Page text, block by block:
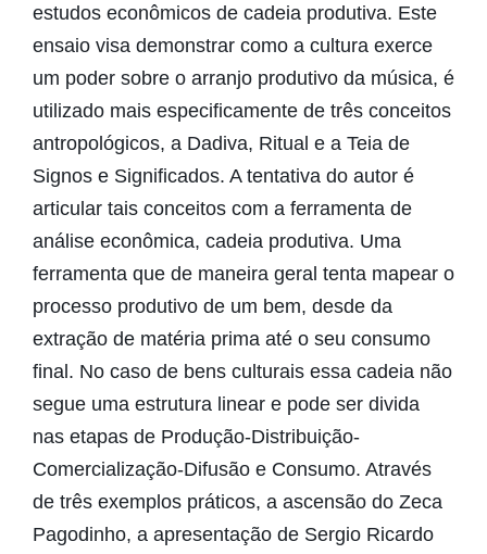
estudos econômicos de cadeia produtiva. Este
ensaio visa demonstrar como a cultura exerce
um poder sobre o arranjo produtivo da música, é
utilizado mais especificamente de três conceitos
antropológicos, a Dadiva, Ritual e a Teia de
Signos e Significados. A tentativa do autor é
articular tais conceitos com a ferramenta de
análise econômica, cadeia produtiva. Uma
ferramenta que de maneira geral tenta mapear o
processo produtivo de um bem, desde da
extração de matéria prima até o seu consumo
final. No caso de bens culturais essa cadeia não
segue uma estrutura linear e pode ser divida
nas etapas de Produção-Distribuição-
Comercialização-Difusão e Consumo. Através
de três exemplos práticos, a ascensão do Zeca
Pagodinho, a apresentação de Sergio Ricardo